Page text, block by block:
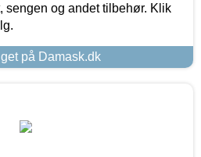
sengen og andet tilbehør. Klik
på Damask.dk